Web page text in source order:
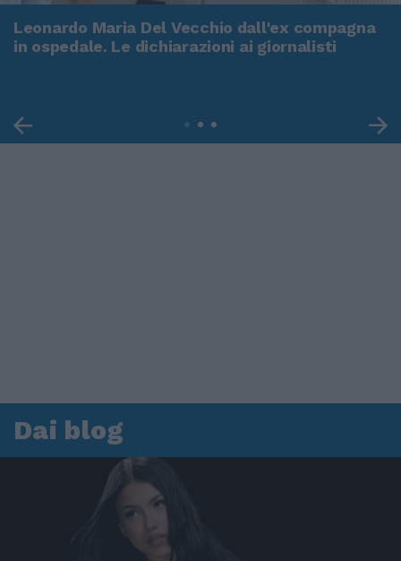
Leonardo Maria Del Vecchio dall'ex compagna
in ospedale. Le dichiarazioni ai giornalisti
Dai blog